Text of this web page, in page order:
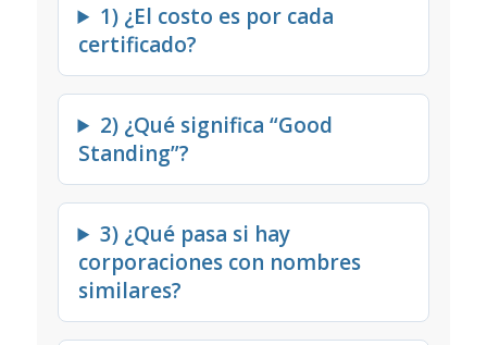
1) ¿El costo es por cada
certificado?
2) ¿Qué significa “Good
Standing”?
3) ¿Qué pasa si hay
corporaciones con nombres
similares?